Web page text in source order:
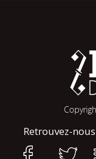
Retrouvez-